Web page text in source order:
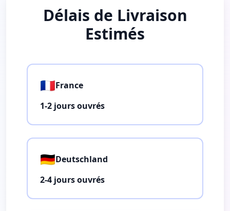
Délais de Livraison
Estimés
🇫🇷France
1-2 jours ouvrés
🇩🇪Deutschland
2-4 jours ouvrés